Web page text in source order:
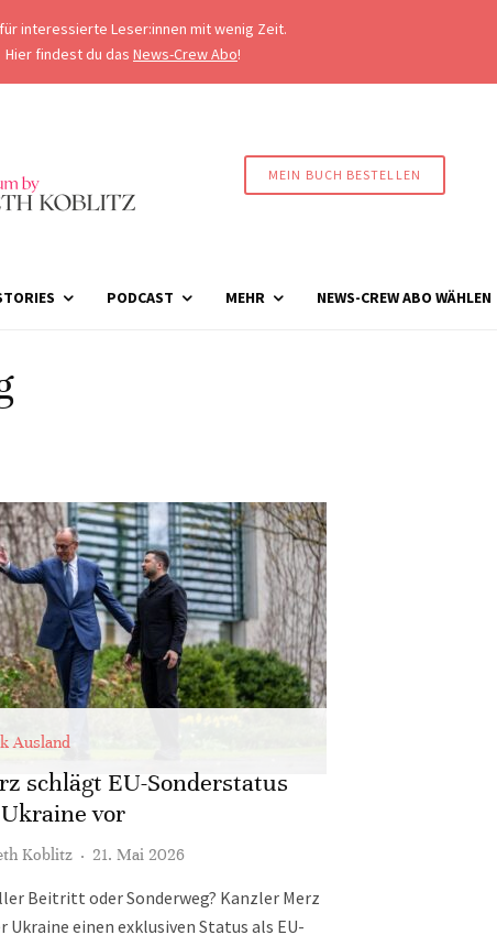
interessierte Leser:innen mit wenig Zeit.
Hier findest du das News-Crew Abo!
MEIN BUCH BESTELLEN
PODCAST MEHR NEWS-CREW ABO WÄHLEN
Ausland
schlägt EU-Sonderstatus
vor
Koblitz · 21. Mai 2026
Beitritt oder Sonderweg? Kanzler Merz
Ukraine einen exklusiven Status als EU-